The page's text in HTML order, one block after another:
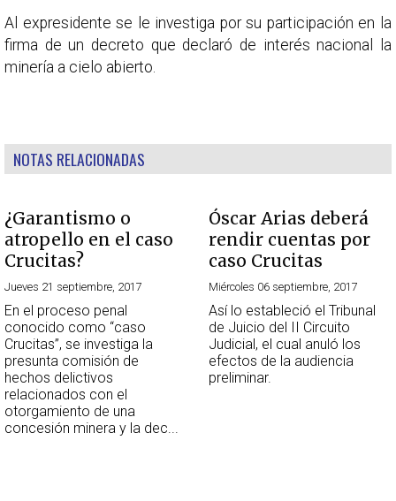
Al expresidente se le investiga por su participación en la
firma de un decreto que declaró de interés nacional la
minería a cielo abierto.
NOTAS RELACIONADAS
¿Garantismo o
atropello en el caso
Crucitas?
Jueves 21 septiembre, 2017
En el proceso penal
conocido como “caso
Crucitas”, se investiga la
presunta comisión de
hechos delictivos
relacionados con el
otorgamiento de una
concesión minera y la dec...
Óscar Arias deberá
rendir cuentas por
caso Crucitas
Miércoles 06 septiembre, 2017
Así lo estableció el Tribunal
de Juicio del II Circuito
Judicial, el cual anuló los
efectos de la audiencia
preliminar.